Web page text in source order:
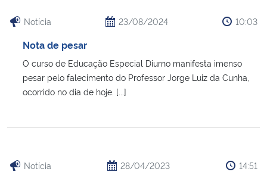
Ministério do Turismo
Ministério do Desenvolvimento Regional
Controladoria-Geral da União
Ministério da Mulher, da Família e dos Direitos Humanos
Notícia 23/08/2024 10:03
Nota de pesar
O curso de Educação Especial Diurno manifesta imenso
pesar pelo falecimento do Professor Jorge Luiz da Cunha,
ocorrido no dia de hoje. [...]
Notícia 28/04/2023 14:51